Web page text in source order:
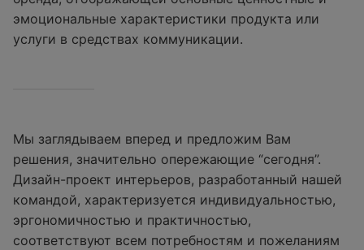
эмоциональные характеристики продукта или
услуги в средствах коммуникации.
Мы заглядываем вперед и предложим Вам
решения, значительно опережающие “сегодня”.
Дизайн-проект интерьеров, разработанный нашей
командой, характеризуется индивидуальностью,
эргономичностью и практичностью,
соответствуют всем потребностям и пожеланиям